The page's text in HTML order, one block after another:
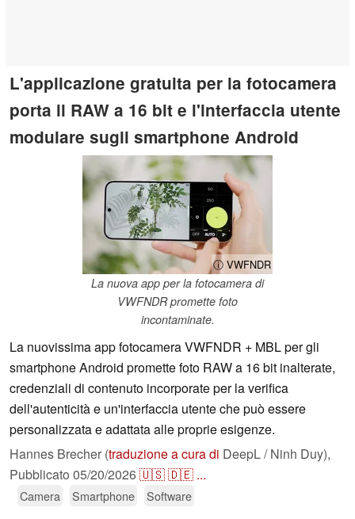
L'applicazione gratuita per la fotocamera
porta il RAW a 16 bit e l'interfaccia utente
modulare sugli smartphone Android
ⓘ VWFNDR
La nuova app per la fotocamera di
VWFNDR promette foto
incontaminate.
La nuovissima app fotocamera VWFNDR + MBL per gli
smartphone Android promette foto RAW a 16 bit inalterate,
credenziali di contenuto incorporate per la verifica
dell'autenticità e un'interfaccia utente che può essere
personalizzata e adattata alle proprie esigenze.
Hannes Brecher (traduzione a cura di DeepL / Ninh Duy),
Pubblicato 05/20/2026🇺🇸🇩🇪 ...
Camera Smartphone Software